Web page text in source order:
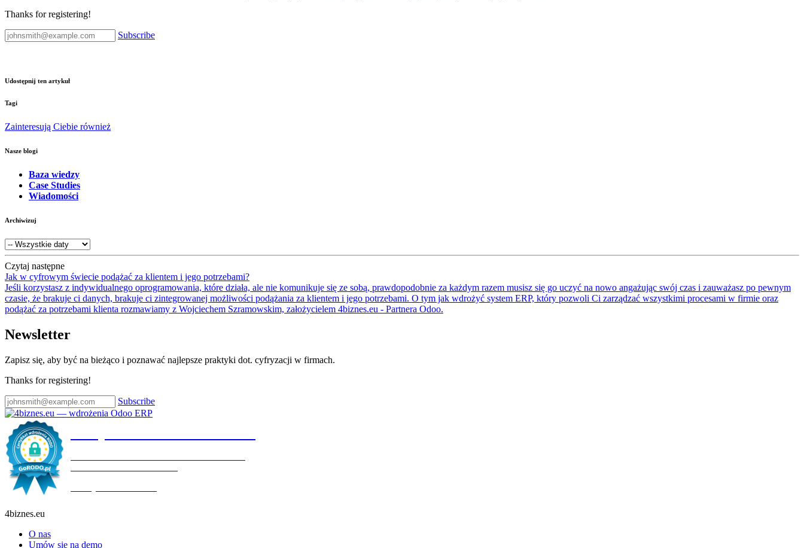
Thanks for registering!
Subscribe
Udostępnij ten artykuł
Tagi
Zainteresują Ciebie również
Nasze blogi
Baza wiedzy
Case Studies
Wiadomości
Archiwizuj
Czytaj następne
Jak w cyfrowym świecie podążać za klientem i jego potrzebami?
Jeśli korzystasz z indywidualnego oprogramowania, które działa, ale nie komunikuje się ze sobą, prawdopodobnie za każdym razem musisz się go uczyć na nowo angażując swój czas i zauważasz po pewnym
czasie, że brakuje ci danych, brakuje ci zintegrowanej możliwości podążania za klientem i jego potrzebami. O tym jak wdrożyć system ERP, który pozwoli Ci zarządzać wszystkimi procesami w firmie oraz
podążać za potrzebami klienta rozmawiamy z Wojciechem Szramowskim, założycielem 4biznes.eu - Partnera Odoo.
Newsletter
Zapisz się, aby być na bieżąco i poznawać najlepsze praktyki dot. cyfryzacji w firmach.
Thanks for registering!
Subscribe
4biznes.eu
O nas
Umów się na demo